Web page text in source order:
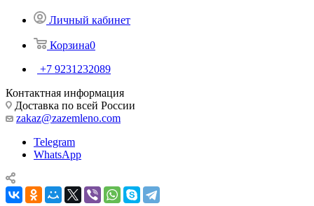
Личный кабинет
Корзина0
+7 9231232089
Контактная информация
Доставка по всей России
zakaz@zazemleno.com
Telegram
WhatsApp